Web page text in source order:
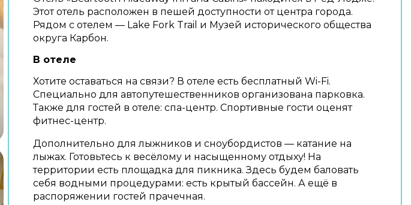
Этот отель расположен в пешей доступности от центра города.
Рядом с отелем — Lake Fork Trail и Музей исторического общества
округа Карбон.
В отеле
Хотите оставаться на связи? В отеле есть бесплатный Wi-Fi.
Специально для автопутешественников организована парковка.
Также для гостей в отеле: спа-центр. Спортивные гости оценят
фитнес-центр.
Дополнительно для лыжников и сноубордистов — катание на
лыжах. Готовьтесь к весёлому и насыщенному отдыху! На
территории есть площадка для пикника. Здесь будем баловать
себя водными процедурами: есть крытый бассейн. А ещё в
распоряжении гостей прачечная.